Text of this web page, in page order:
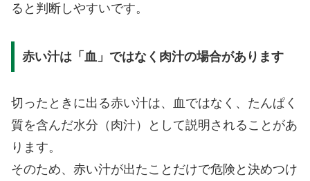
ると判断しやすいです。
赤い汁は「血」ではなく肉汁の場合があります
切ったときに出る赤い汁は、血ではなく、たんぱく
質を含んだ水分（肉汁）として説明されることがあ
ります。
そのため、赤い汁が出たことだけで危険と決めつけ